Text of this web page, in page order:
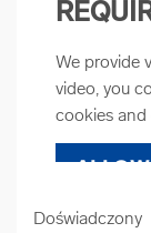
We provide
video, you
cookies and